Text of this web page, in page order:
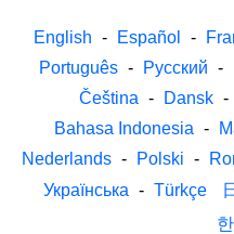
English - Español -
Português - Русский -
Čeština - Dansk -
Bahasa Indonesia -
Nederlands - Polski -
Українська - Türkçe